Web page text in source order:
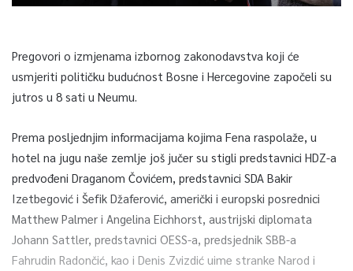
Pregovori o izmjenama izbornog zakonodavstva koji će
usmjeriti političku budućnost Bosne i Hercegovine započeli su
jutros u 8 sati u Neumu.
Prema posljednjim informacijama kojima Fena raspolaže, u
hotel na jugu naše zemlje još jučer su stigli predstavnici HDZ-a
predvođeni Draganom Čovićem, predstavnici SDA Bakir
Izetbegović i Šefik Džaferović, američki i europski posrednici
Matthew Palmer i Angelina Eichhorst, austrijski diplomata
Johann Sattler, predstavnici OESS-a, predsjednik SBB-a
Fahrudin Radončić, kao i Denis Zvizdić uime stranke Narod i